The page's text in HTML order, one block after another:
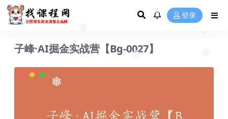
❅ ❅
❅
登录
子峰·AI掘金实战营【Bg-0027】